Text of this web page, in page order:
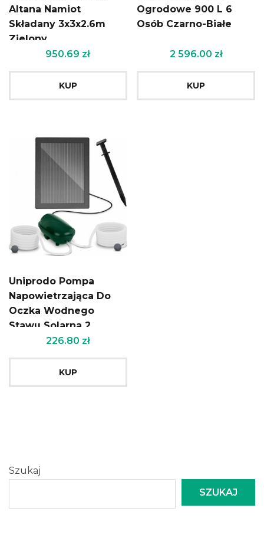
Altana Namiot
Składany 3x3x2.6m
Zielony
950.69 zł
KUP
Ogrodowe 900 L 6
Osób Czarno-Białe
2 596.00 zł
KUP
Uniprodo Pompa
Napowietrzająca Do
Oczka Wodnego
Stawu Solarna 2
Kamienie
Napowietrzające
200L/H 1.35W
226.80 zł
KUP
Szukaj
SZUKAJ